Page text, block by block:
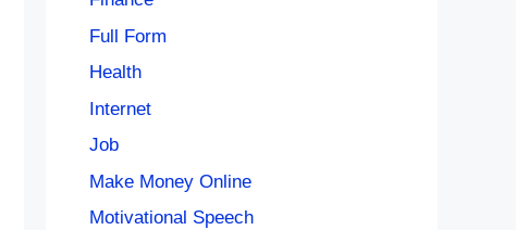
Full Form
Health
Internet
Job
Make Money Online
Motivational Speech